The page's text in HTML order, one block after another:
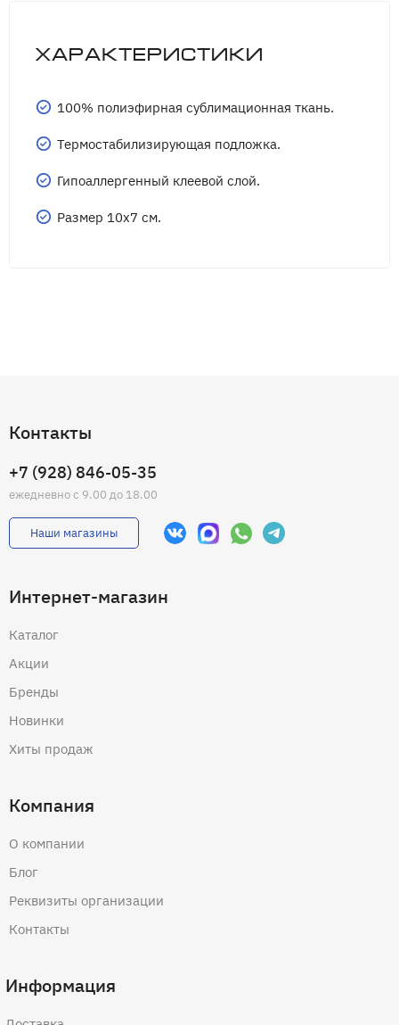
Характеристики
100% полиэфирная сублимационная ткань.
Термостабилизирующая подложка.
Гипоаллергенный клеевой слой.
Размер 10х7 см.
Контакты
+7 (928) 846-05-35
ежедневно с 9.00 до 18.00
Наши магазины
Интернет-магазин
Каталог
Акции
Бренды
Новинки
Хиты продаж
Компания
О компании
Блог
Реквизиты организации
Контакты
Информация